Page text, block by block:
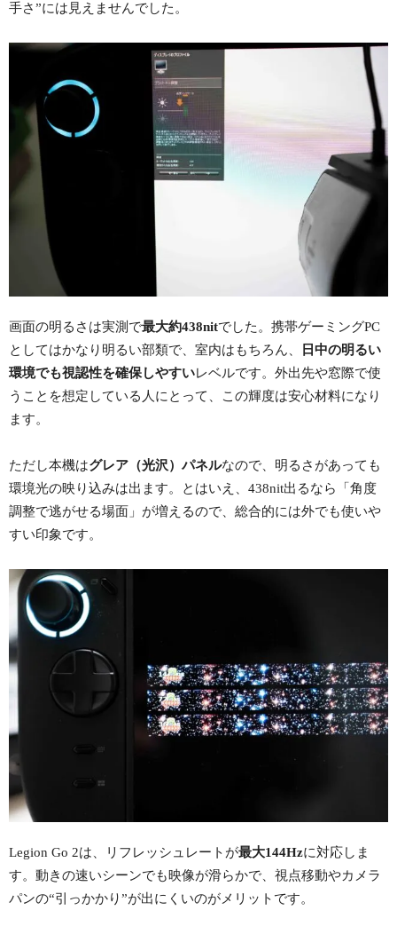
手さ”には見えませんでした。
画面の明るさは実測で最大約438nitでした。携帯ゲーミングPC
としてはかなり明るい部類で、室内はもちろん、
日中の明るい
環境でも視認性を確保しやすいレベルです。外出先や窓際で使
うことを想定している人にとって、この輝度は安心材料になり
ます。
ただし本機はグレア（光沢）パネルなので、明るさがあっても
環境光の映り込みは出ます。とはいえ、438nit出るなら「角度
調整で逃がせる場面」が増えるので、総合的には外でも使いや
すい印象です。
Legion Go 2は、リフレッシュレートが最大144Hzに対応しま
す。動きの速いシーンでも映像が滑らかで、視点移動やカメラ
パンの“引っかかり”が出にくいのがメリットです。